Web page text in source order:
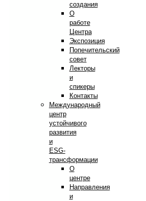
создания
О
работе
Центра
Экспозиция
Попечительский
совет
Лекторы
и
спикеры
Контакты
Международный
центр
устойчивого
развития
и
ESG-
трансформации
О
центре
Направления
и